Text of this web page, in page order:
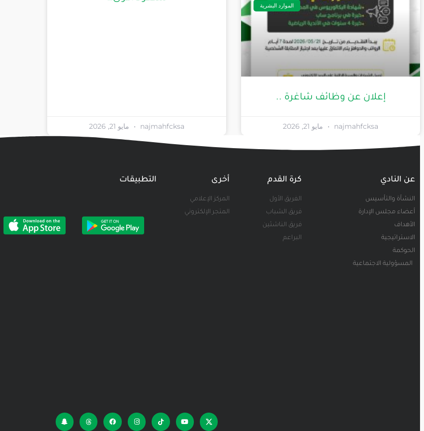
الموارد البشرية
إعلان عن وظائف شاغرة ..
najmahfcksa مايو 21, 2026 najmahfcksa مايو 21, 2026
عن النادي
النشأة والتأسيس
أعضاء مجلس الإدارة
الأهداف
الاستراتيجية
الحوكمة
المسؤولية الاجتماعية
كرة القدم
الفريق الأول
فريق الشباب
فريق الناشئين
البراعم
أخرى
المركز الإعلامي
المتجر الإلكتروني
التطبيقات